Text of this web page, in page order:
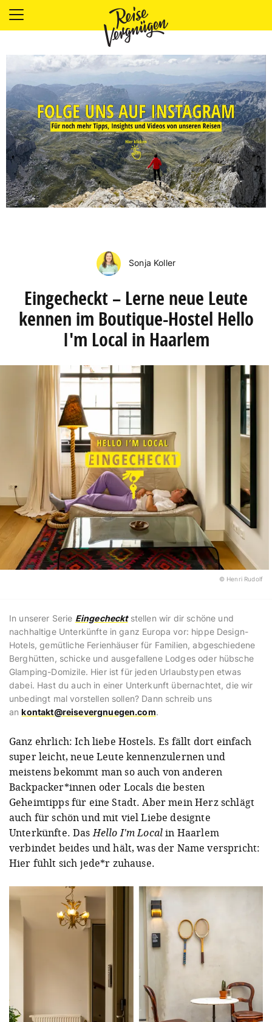
LÄNDER
UNTERKÜNFTE
FOOD
PLANUNG
OUTDOOR
Sonja Koller
Eingecheckt – Lerne neue Leute
kennen im Boutique-Hostel Hello
I'm Local in Haarlem
© Henri Rudolf
In unserer Serie Eingechecktstellen wir dir schöne und
nachhaltige Unterkünfte in ganz Europa vor: hippe Design-
Hotels, gemütliche Ferienhäuser für Familien, abgeschiedene
Berghütten, schicke und ausgefallene Lodges oder hübsche
Glamping-Domizile. Hier ist für jeden Urlaubstypen etwas
dabei. Hast du auch in einer Unterkunft übernachtet, die wir
unbedingt mal vorstellen sollen? Dann schreib uns
ankontakt@reisevergnuegen.com.
Ganz ehrlich: Ich liebe Hostels. Es fällt dort einfach
super leicht, neue Leute kennenzulernen und
meistens bekommt man so auch von anderen
Backpacker*innen oder Locals die besten
Geheimtipps für eine Stadt. Aber mein Herz schlägt
auch für schön und mit viel Liebe designte
Unterkünfte. DasHello I'm Localin Haarlem
verbindet beides und hält, was der Name verspricht:
Hier fühlt sich jede*r zuhause.